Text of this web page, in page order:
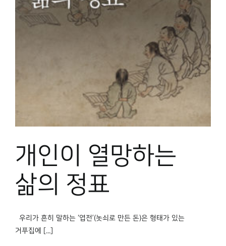
개인이 열망하는
삶의 정표
우리가 흔히 말하는 ‘엽전’(놋쇠로 만든 돈)은 형태가 있는
거푸집에 [...]